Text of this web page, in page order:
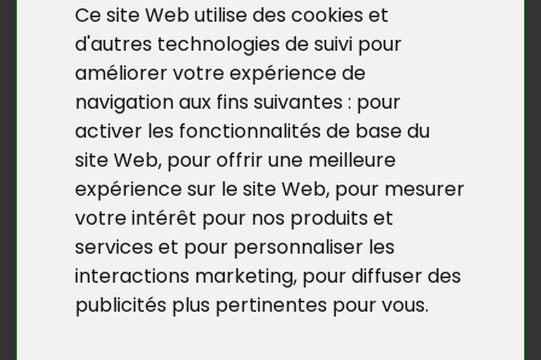
Ce site Web utilise des cookies et
d'autres technologies de suivi pour
améliorer votre expérience de
navigation aux fins suivantes : pour
activer les fonctionnalités de base du
site Web, pour offrir une meilleure
expérience sur le site Web, pour mesurer
votre intérêt pour nos produits et
services et pour personnaliser les
interactions marketing, pour diffuser des
publicités plus pertinentes pour vous.
L’Alliance du Zodiac.
Tome 1 : La flûte
enchantée